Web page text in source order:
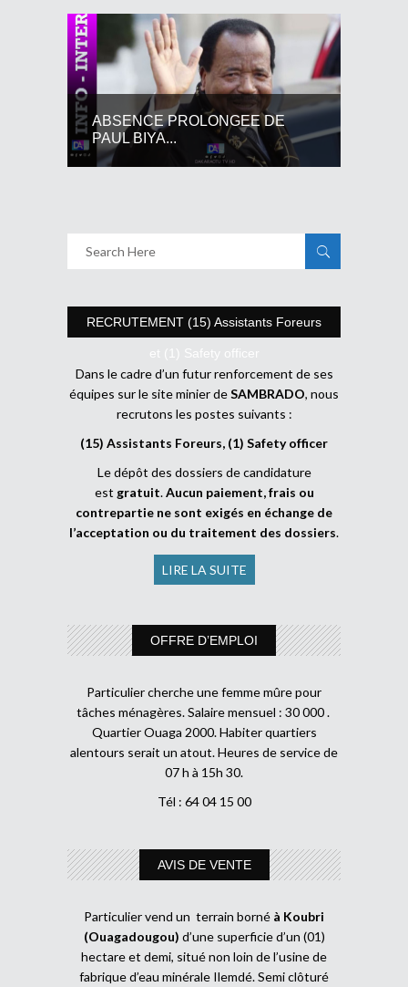
ABSENCE PROLONGEE DE
PAUL BIYA...
RECRUTEMENT (15) Assistants Foreurs
et (1) Safety officer
Dans le cadre d’un futur renforcement de ses
équipes sur le site minier deSAMBRADO, nous
recrutons les postes suivants :
(15) Assistants Foreurs, (1) Safety officer
Le dépôt des dossiers de candidature
est gratuit.Aucun paiement, frais ou
contrepartie ne sont exigés en échange de
l’acceptation ou du traitement des dossiers.
LIRE LA SUITE
OFFRE D’EMPLOI
Particulier cherche une femme mûre pour
tâches ménagères. Salaire mensuel : 30 000 .
Quartier Ouaga 2000. Habiter quartiers
alentours serait un atout. Heures de service de
07 h à 15h 30.
Tél : 64 04 15 00
AVIS DE VENTE
Particulier vend un terrain borné à Koubri
(Ouagadougou) d’une superficie d’un (01)
hectare et demi, situé non loin de l’usine de
fabrique d’eau minérale Ilemdé. Semi clôturé